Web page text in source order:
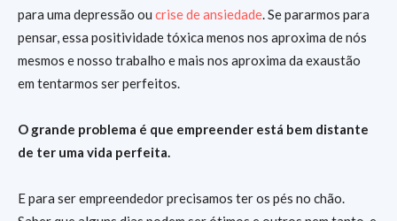
para uma depressão ou crise de ansiedade. Se pararmos para
pensar, essa positividade tóxica menos nos aproxima de nós
mesmos e nosso trabalho e mais nos aproxima da exaustão
em tentarmos ser perfeitos.
O grande problema é que empreender está bem distante
de ter uma vida perfeita.
E para ser empreendedor precisamos ter os pés no chão.